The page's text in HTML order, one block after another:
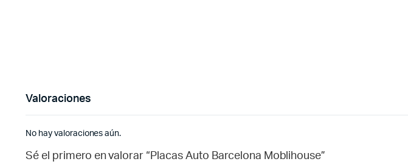
Valoraciones
No hay valoraciones aún.
Sé el primero en valorar “Placas Auto Barcelona Moblihouse”